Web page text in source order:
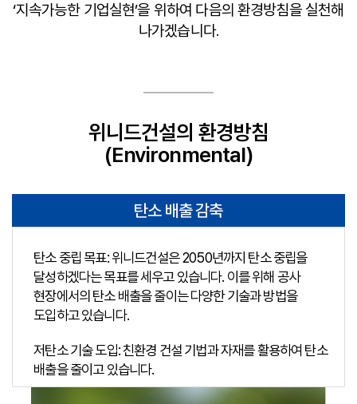
‘지속가능한 기업실현’을 위하여 다음의 환경방침을 실천해
나가겠습니다.
위니드건설의 환경방침
(Environmental)
탄소 배출 감축
탄소 중립 목표: 위니드건설은 2050년까지 탄소 중립을
달성하겠다는 목표를 세우고 있습니다. 이를 위해 공사
현장에서의 탄소 배출을 줄이는 다양한 기술과 방법을
도입하고 있습니다.
저탄소 기술 도입: 친환경 건설 기법과 자재를 활용하여 탄소
배출을 줄이고 있습니다.